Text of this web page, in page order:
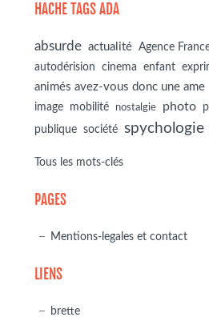
HACHE TAGS ADA
absurde actualité Agence
autodérision cinema enfant
animés avez-vous donc une ame
image mobilité nostalgie photo
publique
société spychologie
Tous les mots-clés
PAGES
Mentions-legales et contact
LIENS
brette